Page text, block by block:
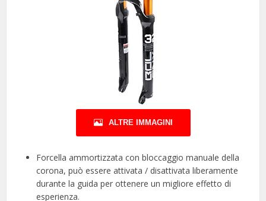
ALTRE IMMAGINI
Forcella ammortizzata con bloccaggio manuale della
corona, può essere attivata / disattivata liberamente
durante la guida per ottenere un migliore effetto di
esperienza.